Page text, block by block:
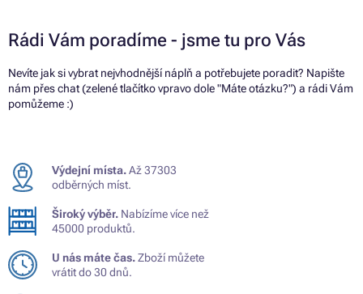
Rádi Vám poradíme - jsme tu pro Vás
Nevíte jak si vybrat nejvhodnější náplň a potřebujete poradit? Napište
nám přes chat (zelené tlačítko vpravo dole "Máte otázku?") a rádi Vám
pomůžeme :)
Výdejní místa.Až 37303
odběrných míst.
Široký výběr. Nabízíme více než
45000 produktů.
U nás máte čas.Zboží můžete
vrátit do 30 dnů.